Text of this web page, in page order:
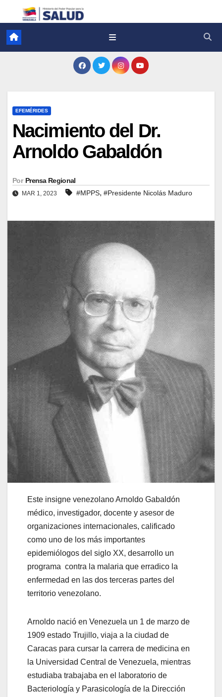
EFEMÉRIDES
Nacimiento del Dr.
Arnoldo Gabaldón
Por Prensa Regional
MAR 1, 2023 #MPPS, #Presidente Nicolás Maduro
Este insigne venezolano Arnoldo Gabaldón
médico, investigador, docente y asesor de
organizaciones internacionales, calificado
como uno de los más importantes
epidemiólogos del siglo XX, desarrollo un
programa contra la malaria que erradico la
enfermedad en las dos terceras partes del
territorio venezolano.
Arnoldo nació en Venezuela un 1 de marzo de
1909 estado Trujillo, viaja a la ciudad de
Caracas para cursar la carrera de medicina en
la Universidad Central de Venezuela, mientras
estudiaba trabajaba en el laboratorio de
Bacteriología y Parasicología de la Dirección